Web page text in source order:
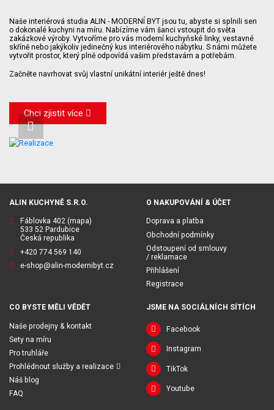
Naše interiérová studia ALIN - MODERNÍ BYT jsou tu, abyste si splnili sen
o dokonalé kuchyni na míru. Nabízíme vám šanci vstoupit do světa
zakázkové výroby. Vytvoříme pro vás moderní kuchyňské linky, vestavné
skříně nebo jakýkoliv jedinečný kus interiérového nábytku. S námi můžete
vytvořit prostor, který plně odpovídá vašim představám a potřebám.
Začněte navrhovat svůj vlastní unikátní interiér ještě dnes!
Chci zjistit více
ALIN KUCHYNĚ S.R.O.
Fáblovka 402 (mapa)
533 52 Pardubice
Česká republika
+420 774 569 140
e-shop@alin-modernibyt.cz
O NAKUPOVÁNÍ & ÚČET
Doprava a platba
Obchodní podmínky
Odstoupení od smlouvy
/ reklamace
Přihlášení
Registrace
CO BYSTE MĚLI VĚDĚT
Naše prodejny & kontakt
Sety na míru
Pro truhláře
Prohlédnout služby a realizace
Náš blog
FAQ
JSME NA SOCIÁLNÍCH SÍTÍCH
Facebook
Instagram
TikTok
Youtube